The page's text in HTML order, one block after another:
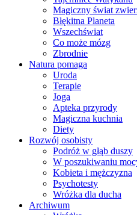
Magiczny świat
Błękitna Planeta
Wszechświat
Co może mózg
Zbrodnie
Natura pomaga
Uroda
Terapie
Joga
Apteka przyrody
Magiczna kuchnia
Diety
Rozwój osobisty
Podróż w głąb duszy
W poszukiwaniu
Kobieta i mężczyzna
Psychotesty
Wróżka dla ducha
Archiwum